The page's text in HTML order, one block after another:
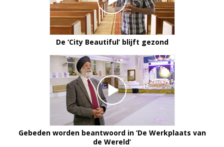
De ‘City Beautiful’ blijft gezond
Gebeden worden beantwoord in ‘De Werkplaats van
de Wereld’